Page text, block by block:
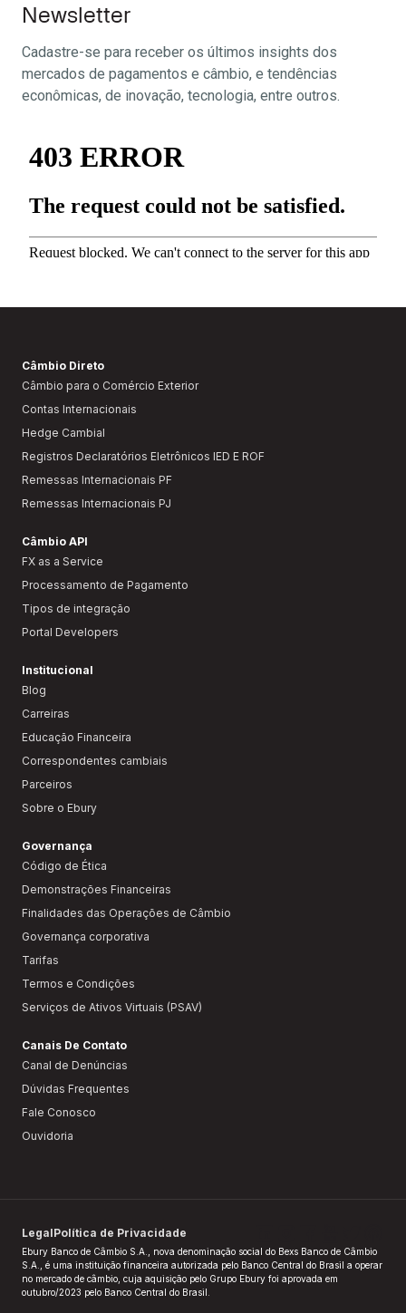
Newsletter
Cadastre-se para receber os últimos insights dos
mercados de pagamentos e câmbio, e tendências
econômicas, de inovação, tecnologia, entre outros.
Câmbio Direto
Câmbio para o Comércio Exterior
Contas Internacionais
Hedge Cambial
Registros Declaratórios Eletrônicos IED E ROF
Remessas Internacionais PF
Remessas Internacionais PJ
Câmbio API
FX as a Service
Processamento de Pagamento
Tipos de integração
Portal Developers
Institucional
Blog
Carreiras
Educação Financeira
Correspondentes cambiais
Parceiros
Sobre o Ebury
Governança
Código de Ética
Demonstrações Financeiras
Finalidades das Operações de Câmbio
Governança corporativa
Tarifas
Termos e Condições
Serviços de Ativos Virtuais (PSAV)
Canais De Contato
Canal de Denúncias
Dúvidas Frequentes
Fale Conosco
Ouvidoria
LegalPolítica de Privacidade
Ebury Banco de Câmbio S.A., nova denominação social do Bexs Banco de Câmbio
S.A., é uma instituição financeira autorizada pelo Banco Central do Brasil a operar
no mercado de câmbio, cuja aquisição pelo Grupo Ebury foi aprovada em
outubro/2023 pelo Banco Central do Brasil.​